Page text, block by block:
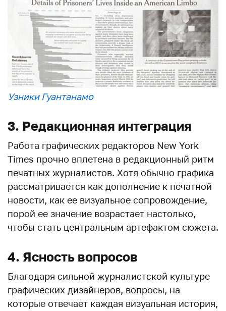
Узники Гуантанамо
3. Редакционная интеграция
Работа графических редакторов New York
Times прочно вплетена в редакционный ритм
печатных журналистов. Хотя обычно графика
рассматривается как дополнение к печатной
новости, как ее визуальное сопровождение,
порой ее значение возрастает настолько,
чтобы стать центральным артефактом сюжета.
4. Ясность вопросов
Благодаря сильной журналистской культуре
графических дизайнеров, вопросы, на
которые отвечает каждая визуальная история,